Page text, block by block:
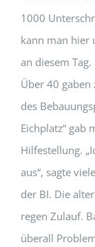
1000
kann man hier
an diesem Tag.
Über 40 gaben
des
Eichplatz“ gab
Hilfestellung.
aus“, sagte
der BI. Die
regen Zulauf.
überall